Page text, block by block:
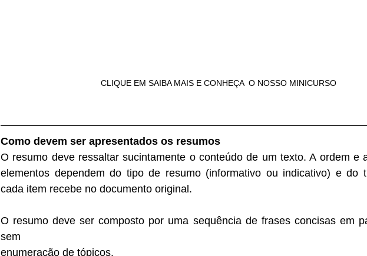
CLIQUE EM SAIBA MAIS E CONHEÇA  O NOSSO MINICURSO
Como devem ser apresentados os resumos
O resumo deve ressaltar sucintamente o conteúdo de um texto. A ordem e
elementos dependem do tipo de resumo (informativo ou indicativo) e do
cada item recebe no documento original.
O resumo deve ser composto por uma sequência de frases concisas em
sem
enumeração de tópicos.